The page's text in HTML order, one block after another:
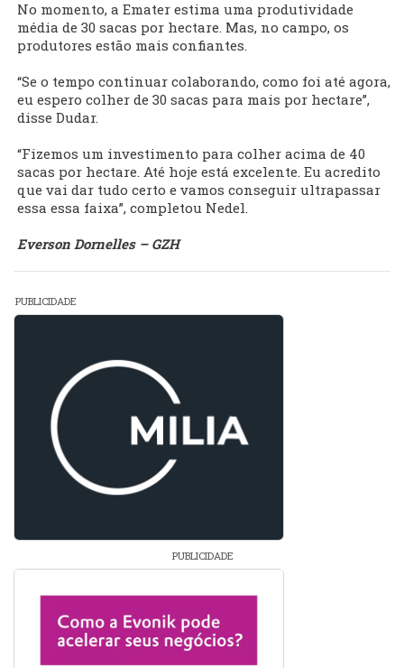
No momento, a Emater estima uma produtividade
média de 30 sacas por hectare. Mas, no campo, os
produtores estão mais confiantes.
“Se o tempo continuar colaborando, como foi até agora,
eu espero colher de 30 sacas para mais por hectare”,
disse Dudar.
“Fizemos um investimento para colher acima de 40
sacas por hectare. Até hoje está excelente. Eu acredito
que vai dar tudo certo e vamos conseguir ultrapassar
essa essa faixa”, completou Nedel.
Everson Dornelles – GZH
PUBLICIDADE
PUBLICIDADE